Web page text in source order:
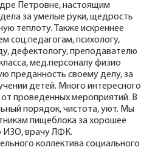
Петровне, настоящим
за умелые руки, щедрость
теплоту. Также искреннее
соц.педагогам, психологу,
дефектологу, преподавателю
мед.персоналу физио
преданность своему делу, за
детей. Много
от проведенных мероприятий. В
порядок, чистота, уют. Мы
пищеблока за хорошее
ИЗО, врачу ЛФК.
коллектива социального